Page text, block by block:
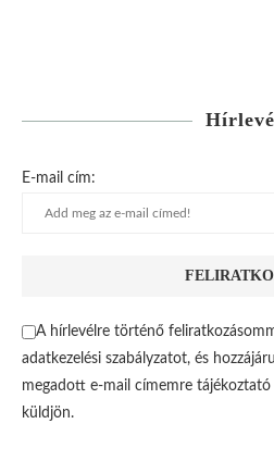
E-mail cím:
A hírlevélre történő
adatkezelési szabályzatot, és
megadott e-mail címemre
küldjön.